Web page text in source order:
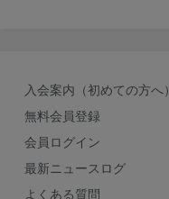
入会案内（初めての方へ）
無料会員登録
会員ログイン
最新ニュースログ
よくある質問